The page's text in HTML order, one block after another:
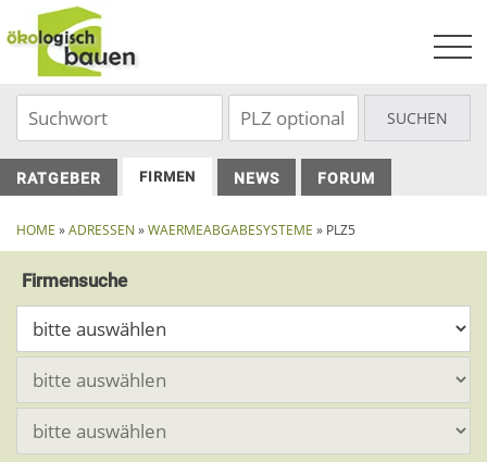
to
content
RATGEBER FIRMEN NEWS FORUM
HOME »ADRESSEN »WAERMEABGABESYSTEME » PLZ5
Firmensuche